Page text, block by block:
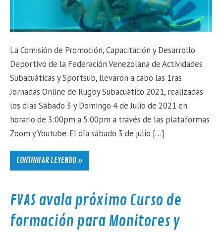
La Comisión de Promoción, Capacitación y Desarrollo
Deportivo de la Federación Venezolana de Actividades
Subacuáticas y Sportsub, llevaron a cabo las 1ras
Jornadas Online de Rugby Subacuático 2021, realizadas
los días Sábado 3 y Domingo 4 de Julio de 2021 en
horario de 3:00pm a 5:00pm a través de las plataformas
Zoom y Youtube. El día sábado 3 de julio […]
CONTINUAR LEYENDO »
FVAS avala próximo Curso de
formación para Monitores y